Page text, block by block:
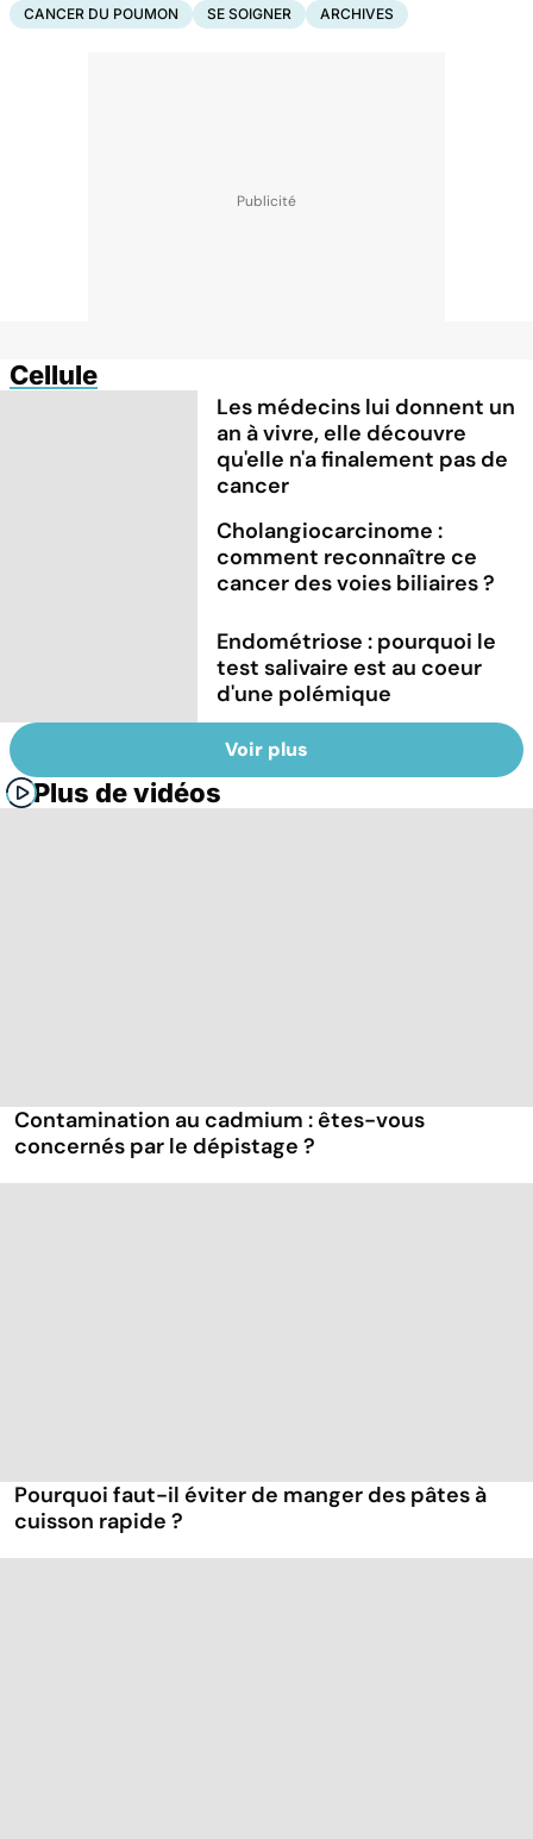
CANCER DU POUMON SE SOIGNER ARCHIVES
Cellule
Les médecins lui donnent un
an à vivre, elle découvre
qu'elle n'a finalement pas de
cancer
Cholangiocarcinome :
comment reconnaître ce
cancer des voies biliaires ?
Endométriose : pourquoi le
test salivaire est au coeur
d'une polémique
Voir plus
Plus de vidéos
Contamination au cadmium : êtes-vous
concernés par le dépistage ?
Pourquoi faut-il éviter de manger des pâtes à
cuisson rapide ?